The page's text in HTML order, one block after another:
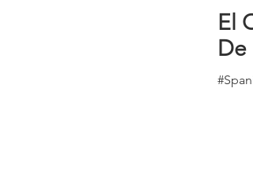
El
De